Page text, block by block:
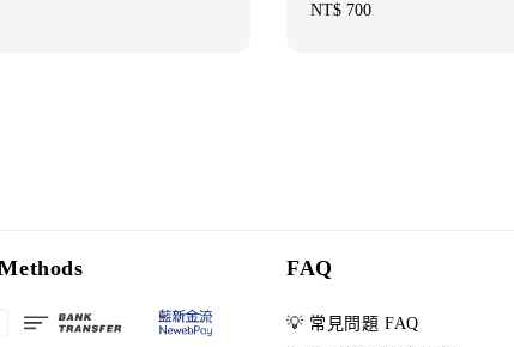
Regular
NT$ 700
FAQ
💡 常見問題 FAQ